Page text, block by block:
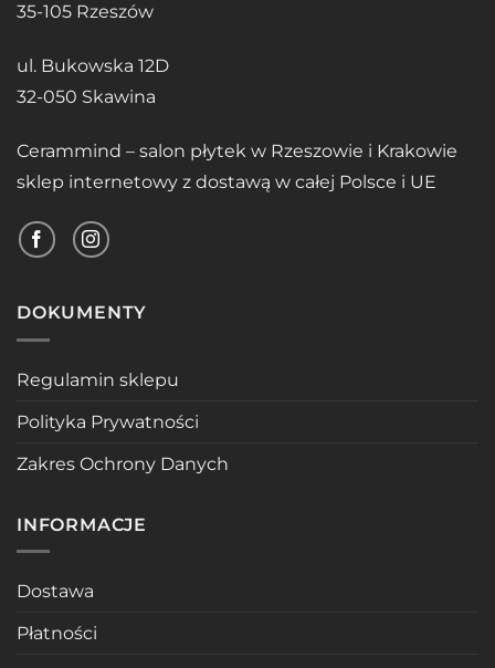
35-105 Rzeszów
ul. Bukowska 12D
32-050 Skawina
Cerammind – salon płytek w Rzeszowie i Krakowie
sklep internetowy z dostawą w całej Polsce i UE
DOKUMENTY
Regulamin sklepu
Polityka Prywatności
Zakres Ochrony Danych
INFORMACJE
Dostawa
Płatności